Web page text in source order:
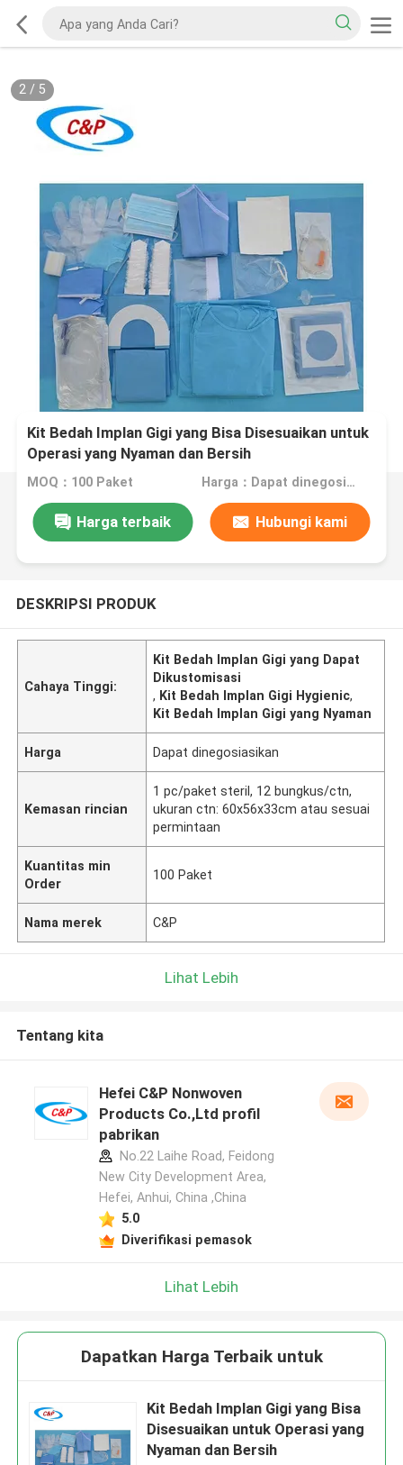
2/ 5
Kit Bedah Implan Gigi yang Bisa Disesuaikan untuk
Operasi yang Nyaman dan Bersih
MOQ：100 Paket Harga：Dapat dinegosiasikan
Harga terbaik Hubungi kami
DESKRIPSI PRODUK
Cahaya Tinggi:
Kit Bedah Implan Gigi yang Dapat
Dikustomisasi
, Kit Bedah Implan Gigi Hygienic,
Kit Bedah Implan Gigi yang Nyaman
Harga Dapat dinegosiasikan
Kemasan rincian
1 pc/paket steril, 12 bungkus/ctn,
ukuran ctn: 60x56x33cm atau sesuai
permintaan
Kuantitas min
Order
100 Paket
Nama merek C&P
Lihat Lebih
Tentang kita
Hefei C&P Nonwoven
Products Co.,Ltd profil
pabrikan
No.22 Laihe Road, Feidong
New City Development Area,
Hefei, Anhui, China ,China
5.0
Diverifikasi pemasok
Lihat Lebih
Dapatkan Harga Terbaik untuk
Kit Bedah Implan Gigi yang Bisa
Disesuaikan untuk Operasi yang
Nyaman dan Bersih